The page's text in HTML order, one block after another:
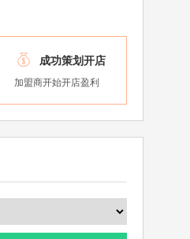
 成功策划开店
加盟商开始开店盈利